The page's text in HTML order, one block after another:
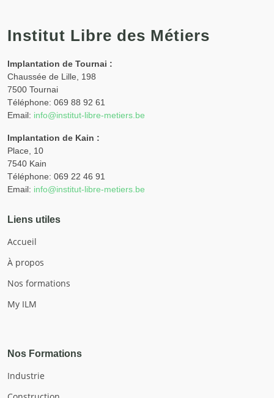
Institut Libre des Métiers
Implantation de Tournai :
Chaussée de Lille, 198
7500 Tournai
Téléphone: 069 88 92 61
Email: info@institut-libre-metiers.be
Implantation de Kain :
Place, 10
7540 Kain
Téléphone: 069 22 46 91
Email: info@institut-libre-metiers.be
Liens utiles
Accueil
À propos
Nos formations
My ILM
Nos Formations
Industrie